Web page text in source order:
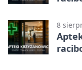
8